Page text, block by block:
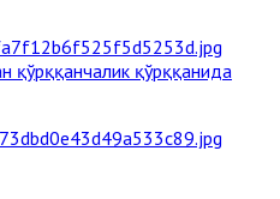
қўрққанчалик қўрққанида